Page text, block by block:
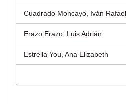
Cuadrado Moncayo, Iván Rafael
Erazo Erazo, Luis Adrián
Estrella You, Ana Elizabeth